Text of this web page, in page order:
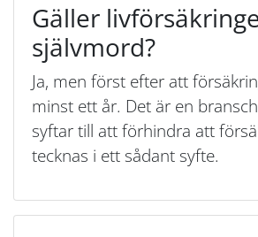
Gäller
självmord?
Ja, men först efter att
minst ett år. Det är en
syftar till att förhindra att
tecknas i ett sådant syfte.